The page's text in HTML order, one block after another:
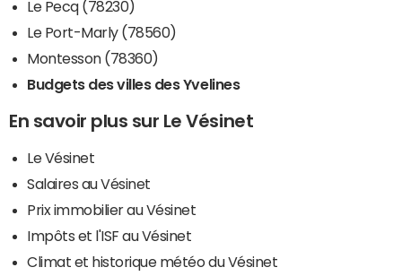
Le Pecq (78230)
Le Port-Marly (78560)
Montesson (78360)
Budgets des villes des Yvelines
En savoir plus sur Le Vésinet
Le Vésinet
Salaires au Vésinet
Prix immobilier au Vésinet
Impôts et l'ISF au Vésinet
Climat et historique météo du Vésinet